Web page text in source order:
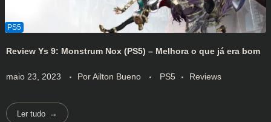
Review Ys 9: Monstrum Nox (PS5) – Melhora o que já era bom
maio 23, 2023 PorAilton Bueno PS5 Reviews
Ler tudo